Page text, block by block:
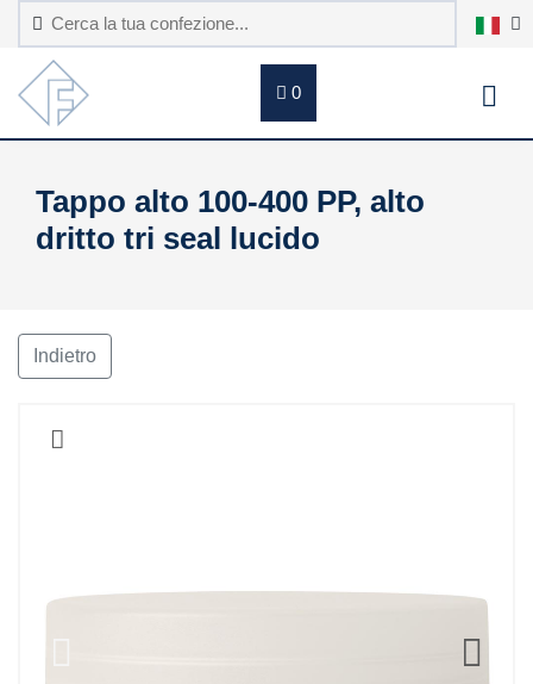
0
Tappo alto 100-400 PP, alto
dritto tri seal lucido
Indietro